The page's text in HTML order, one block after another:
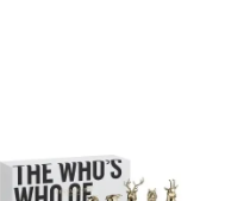
形款，比如这条Zac
V领，真是Double显